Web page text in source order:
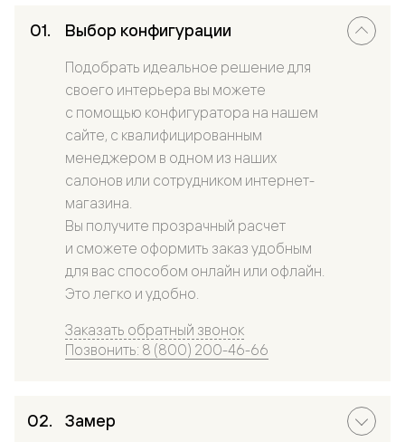
Выбор конфигурации
Подобрать идеальное решение для
своего интерьера вы можете
с помощью конфигуратора на нашем
сайте, с квалифицированным
менеджером в одном из наших
салонов или сотрудником интернет-
магазина.
Вы получите прозрачный расчет
и сможете оформить заказ удобным
для вас способом онлайн или офлайн.
Это легко и удобно.
Заказать обратный звонок
Позвонить: 8 (800) 200-46-66
Замер